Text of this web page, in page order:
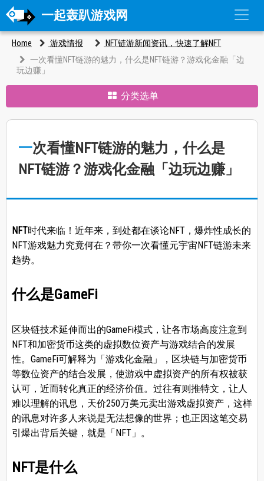
一起轰趴游戏网
Home 游戏情报
NFT链游新闻资讯，快速了解NFT
一次看懂NFT链游的魅力，什么是NFT链游？游戏化金融「边
玩边赚」
分类选单
一次看懂NFT链游的魅力，什么是
NFT链游？游戏化金融「边玩边赚」
NFT时代来临！近年来，到处都在谈论NFT，爆炸性成长的
NFT游戏魅力究竟何在？带你一次看懂元宇宙NFT链游未来
趋势。
什么是GameFi
区块链技术延伸而出的GameFi模式，让各市场高度注意到
NFT和加密货币这类的虚拟数位资产与游戏结合的发展
性。GameFi可解释为「游戏化金融」，区块链与加密货币
等数位资产的结合发展，使游戏中虚拟资产的所有权被获
认可，近而转化真正的经济价值。过往有则推特文，让人
难以理解的讯息，天价250万美元卖出游戏虚拟资产，这样
的讯息对许多人来说是无法想像的世界；也正因这笔交易
引爆出背后关键，就是「NFT」。
NFT是什么